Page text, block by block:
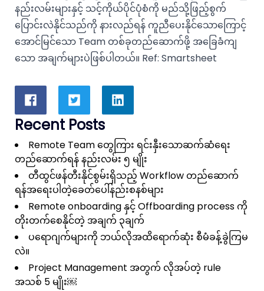
နည်းလမ်းများနှင့် သင့်ကိုယ်ပိုင်ပုံစံကို မည်သို့ဖြည့်စွက်
ပြောင်းလဲနိုင်သည်ကို နားလည်ရန် ကူညီပေးနိုင်သောကြောင့်
အောင်မြင်သော Team တစ်ခုတည်ဆောက်ဖို့ အခြေခံကျ
သော အချက်များပဲဖြစ်ပါတယ်။ Ref: Smartsheet
Recent Posts
Remote Team တွေကြား ရင်းနှီးသောဆက်ဆံရေး
တည်ဆောက်ရန် နည်းလမ်း ၅ မျိုး
တီထွင်ဖန်တီးနိုင်စွမ်းရှိသည့် Workflow တည်ဆောက်
ရန်အရေးပါတဲ့ခေတ်ပေါ်နည်းစနစ်များ
Remote onboarding နှင့် Offboarding process ကို
တိုးတက်စေနိုင်တဲ့ အချက် ၃ချက်
ပရောဂျက်များကို ဘယ်လိုအထိရောက်ဆုံး စီမံခန့်ခွဲကြမ
လဲ။
Project Management အတွက် လိုအပ်တဲ့ rule
အသစ် 5 မျိုး￼